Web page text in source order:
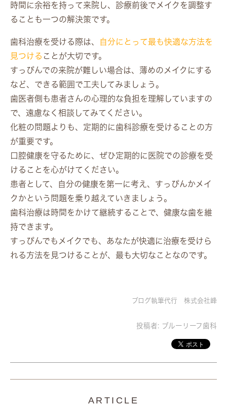
時間に余裕を持って来院し、診療前後でメイクを調整す
ることも一つの解決策です。
歯科治療を受ける際は、
自分にとって最も快適な方法を
見つける ことが大切です。
すっぴんでの来院が難しい場合は、薄めのメイクにする
など、できる範囲で工夫してみましょう。
歯医者側も患者さんの心理的な負担を理解していますの
で、遠慮なく相談してみてください。
化粧の問題よりも、定期的に歯科診療を受けることの方
が重要です。
口腔健康を守るために、ぜひ定期的に医院での診療を受
けることを心がけてください。
患者として、自分の健康を第一に考え、すっぴんかメイ
クかという問題を乗り越えていきましょう。
歯科治療は時間をかけて継続することで、健康な歯を維
持できます。
すっぴんでもメイクでも、あなたが快適に治療を受けら
れる方法を見つけることが、最も大切なことなのです。
ブログ執筆代行 株式会社峰
投稿者: ブルーリーフ歯科
ARTICLE